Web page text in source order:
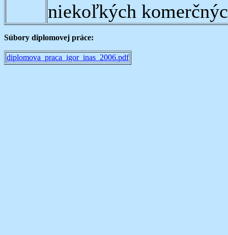
niekoľkých
Súbory diplomovej práce:
diplomova_praca_igor_inas_2006.pdf